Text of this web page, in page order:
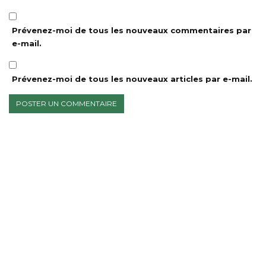
Prévenez-moi de tous les nouveaux commentaires par
e-mail.
Prévenez-moi de tous les nouveaux articles par e-mail.